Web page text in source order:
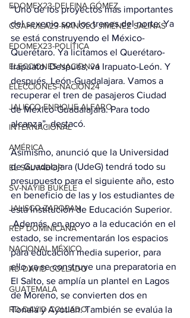
EDOMEX23-DELFINA GÓMEZ
COAHUILA23-MANOLO JIMÉNEZ SALINAS
EDOMEX23-POLÍTICA
ELECCIONES-NACION24
ELECCIONES-NACION24
JALISCO-ENRIQUE ALFARO
INTERNACIONAL
AMÉRICA
EL SALVADOR
SV-NAYIB BUKELE
JALISCO-ZAPOPAN
REP DOMINICANA
NACIONAL MÉXICO
RD-DAVID COLLADO
GUATEMALA
RD-DAVID COLLADO
“Uno de los proyectos más importantes
del sexenio son los trenes del norte: Ya
se está construyendo el México-
Querétaro. Ya licitamos el Querétaro-
Irapuato. Después, va Irapuato-León. Y
después, León-Guadalajara. Vamos a
recuperar el tren de pasajeros Ciudad
de México-Guadalajara. Para todo
alcanza”, destacó.
Asimismo, anunció que la Universidad
de Guadalajara (UdeG) tendrá todo su
presupuesto para el siguiente año, esto
en beneficio de las y los estudiantes de
esta Institución de Educación Superior.
Además, en apoyo a la educación en el
estado, se incrementarán los espacios
para educación media superior, para
ello ya se construye una preparatoria en
El Salto, se amplía un plantel en Lagos
de Moreno, se convierten dos en
Tonalá y Ayotlán. También se evalúa la